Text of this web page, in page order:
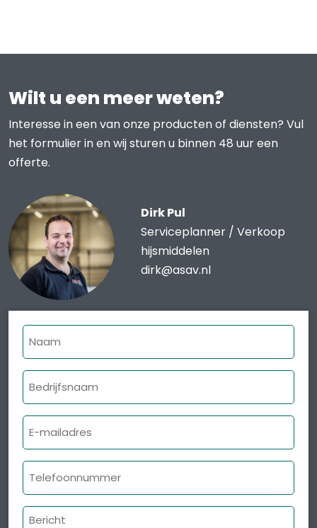
Wilt u een meer weten?
Interesse in een van onze producten of diensten? Vul
het formulier in en wij sturen u binnen 48 uur een
offerte.
Dirk Pul
Serviceplanner / Verkoop
hijsmiddelen
dirk@asav.nl
Naam
Bedrijfsnaam
E-
mailadres
Telefoonnummer
Bericht